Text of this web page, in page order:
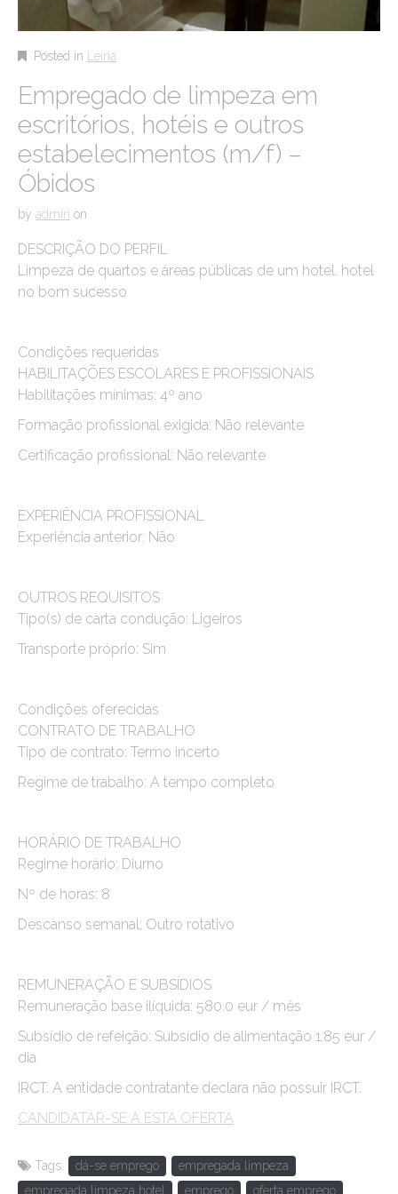
Posted in Leiria
Empregado de limpeza em
escritórios, hotéis e outros
estabelecimentos (m/f) –
Óbidos
by admin on
DESCRIÇÃO DO PERFIL
Limpeza de quartos e áreas públicas de um hotel. hotel
no bom sucesso
Condições requeridas
HABILITAÇÕES ESCOLARES E PROFISSIONAIS
Habilitações mínimas: 4º ano
Formação profissional exigida: Não relevante
Certificação profissional: Não relevante
EXPERIÊNCIA PROFISSIONAL
Experiência anterior: Não
OUTROS REQUISITOS
Tipo(s) de carta condução: Ligeiros
Transporte próprio: Sim
Condições oferecidas
CONTRATO DE TRABALHO
Tipo de contrato: Termo incerto
Regime de trabalho: A tempo completo
HORÁRIO DE TRABALHO
Regime horário: Diurno
Nº de horas: 8
Descanso semanal: Outro rotativo
REMUNERAÇÃO E SUBSÍDIOS
Remuneração base ilíquida: 580.0 eur / mês
Subsídio de refeição: Subsídio de alimentação 1.85 eur /
dia
IRCT: A entidade contratante declara não possuir IRCT.
CANDIDATAR-SE A ESTA OFERTA
Tags: dá-se emprego
empregada limpeza
empregada limpeza hotel
emprego
oferta emprego